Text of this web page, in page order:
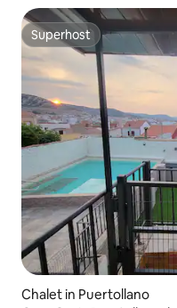
Superhost
Superhost
Chalet in Puertollano